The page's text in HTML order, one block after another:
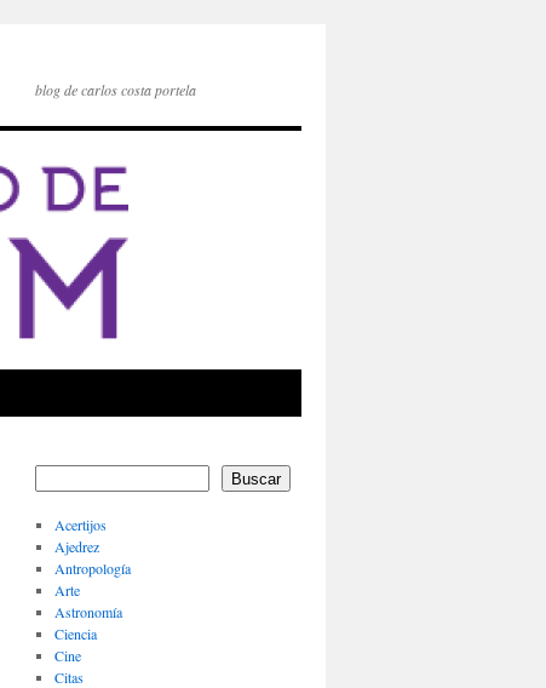
blog de carlos costa portela
Buscar
Acertijos
Ajedrez
Antropología
Arte
Astronomía
Ciencia
Cine
Citas